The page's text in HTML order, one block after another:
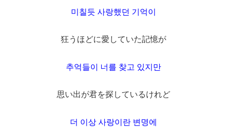
미칠듯 사랑했던 기억이
狂うほどに愛していた記憶が
추억들이 너를 찾고 있지만
思い出が君を探しているけれど
더 이상 사랑이란 변명에